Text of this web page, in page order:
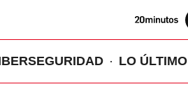
Volver
LO ÚLTIMO